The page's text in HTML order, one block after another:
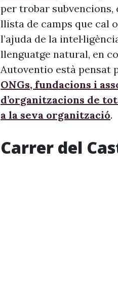
per trobar
llista de camps que cal
l’ajuda de la
llenguatge natural, en
Autoventio està pensat
ONGs, fundacions i
d’organitzacions de
a la seva organització.
Carrer del